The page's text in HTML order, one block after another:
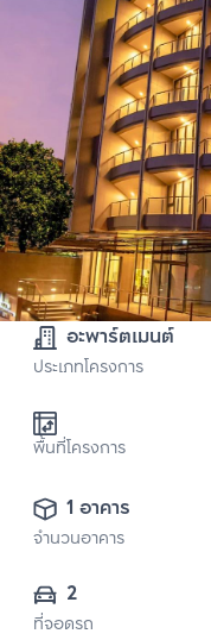
อะพาร์ตเมนต์
ประเภทโครงการ
พื้นที่โครงการ
1 อาคาร
จำนวนอาคาร
2
ที่จอดรถ